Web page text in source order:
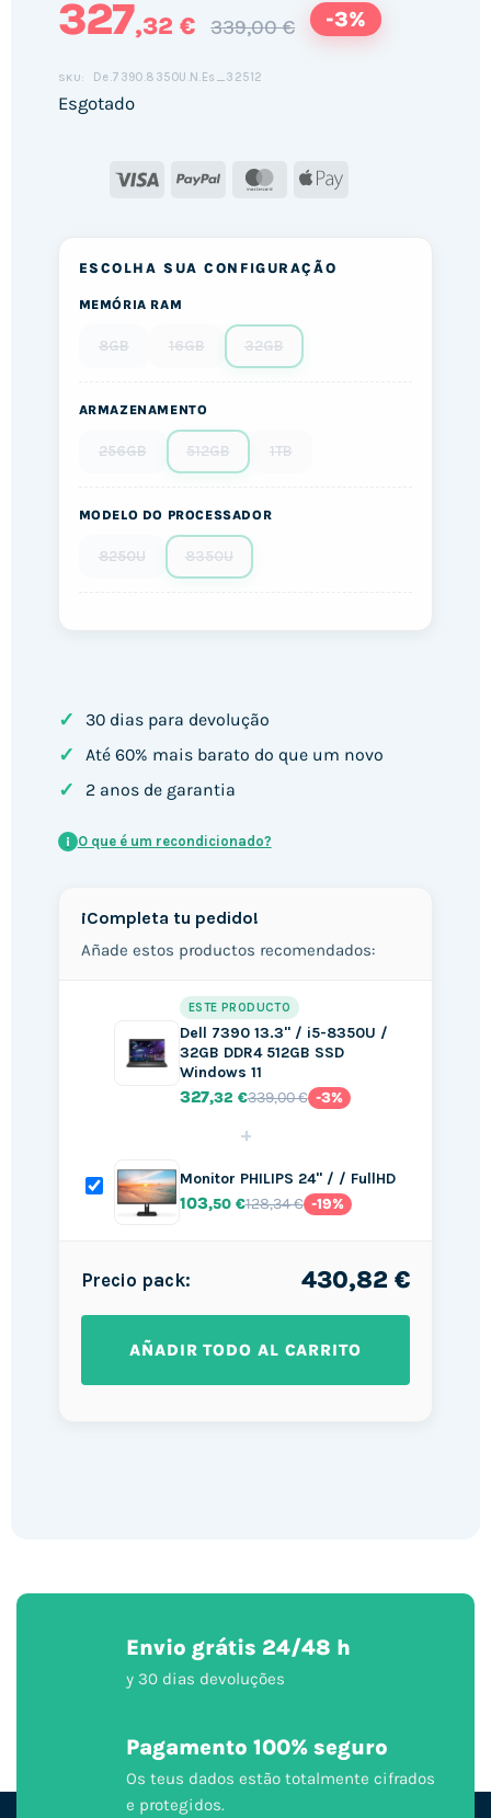
327,32 € 339,00 € -3%
SKU: De.7390.8350U.N.Es_32512
Esgotado
Visa PayPal MasterCard
Apple
ESCOLHA SUA CONFIGURAÇÃO
MEMÓRIA RAM
8GB 16GB 32GB
ARMAZENAMENTO
256GB 512GB 1TB
MODELO DO PROCESSADOR
8250U 8350U
✓ 30 dias para devolução
✓ Até 60% mais barato do que um novo
✓ 2 anos de garantia
i O que é um recondicionado?
¡Completa tu pedido!
Añade estos productos recomendados:
ESTE PRODUCTO
Dell 7390 13.3" / i5-8350U /
32GB DDR4 512GB SSD
Windows 11
327,32 €339,00 € -3%
+
Monitor PHILIPS 24" / / FullHD
103,50 €128,34 € -19%
Precio pack: 430,82 €
AÑADIR TODO AL CARRITO
Envio grátis 24/48 h
y 30 dias devoluções
Pagamento 100% seguro
Os teus dados estão totalmente cifrados
e protegidos.